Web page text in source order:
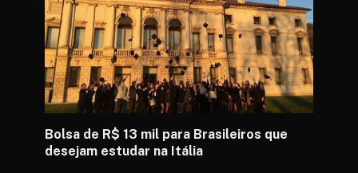
Bolsa de R$ 13 mil para Brasileiros que
desejam estudar na Itália